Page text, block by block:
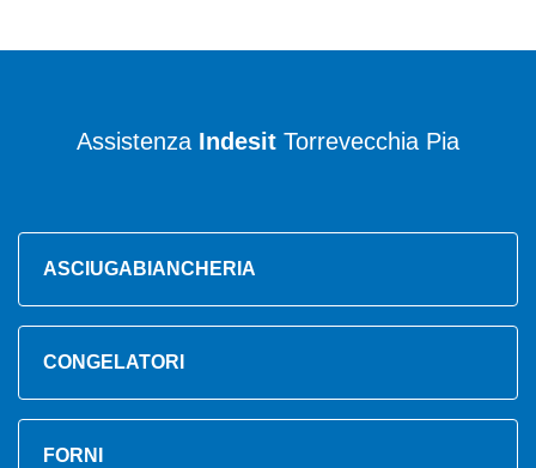
Assistenza Indesit Torrevecchia Pia
ASCIUGABIANCHERIA
CONGELATORI
FORNI